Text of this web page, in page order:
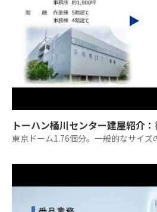
トーハン桶川センター建屋紹介
東京ドーム1.76個分。一般的なサイズ